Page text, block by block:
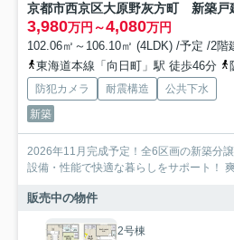
京都市西京区大原野灰方町 新築戸
3,980万円～4,080万円
102.06㎡～106.10㎡ (4LDK) /予定 /2階
東海道本線「向日町」駅 徒歩46分
防犯カメラ 耐震構造
公共下水
新築
2026年11月完成予定！全6区画の新築分
設備・性能で快適な暮らしをサポート！
販売中の物件
2号棟